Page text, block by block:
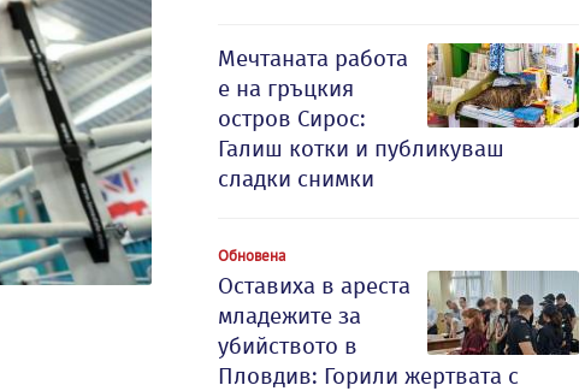
Мечтаната работа
е на гръцкия
остров Сирос:
Галиш котки и публикуваш
сладки снимки
Обновена
Оставиха в ареста
младежите за
убийството в
Пловдив: Горили жертвата с